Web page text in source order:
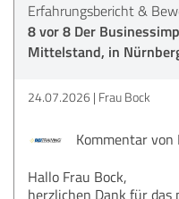
Erfahrungsbericht &
8 vor 8 Der
Mittelstand, in
24.07.2026 Frau Bock
Kommentar von
Hallo Frau Bock,
herzlichen Dank für das